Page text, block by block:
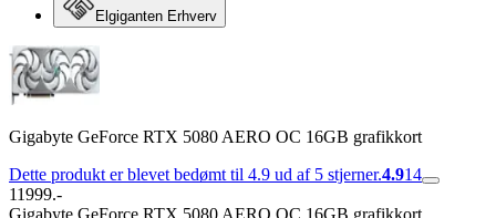
Elgiganten Erhverv
Gigabyte GeForce RTX 5080 AERO OC 16GB grafikkort
Dette produkt er blevet bedømt til 4.9 ud af 5 stjerner.4.914
11999.-
Gigabyte GeForce RTX 5080 AERO OC 16GB grafikkort